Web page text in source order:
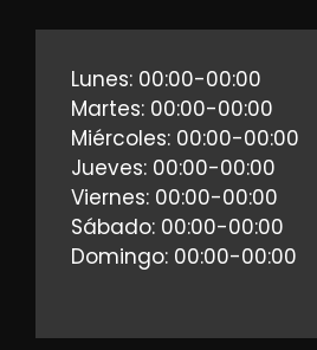
Lunes: 00:00-00:00
Martes: 00:00-00:00
Miércoles: 00:00-00:00
Jueves: 00:00-00:00
Viernes: 00:00-00:00
Sábado: 00:00-00:00
Domingo: 00:00-00:00